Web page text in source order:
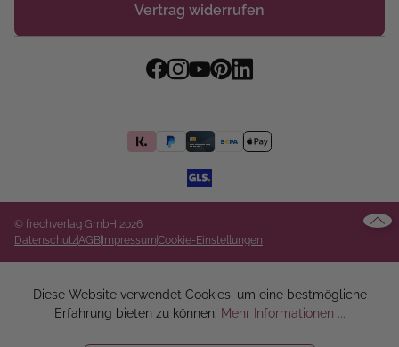
Vertrag widerrufen
© frechverlag GmbH 2026
DatenschutzAGBImpressumCookie-Einstellungen
Diese Website verwendet Cookies, um eine bestmögliche
Erfahrung bieten zu können. Mehr Informationen ...